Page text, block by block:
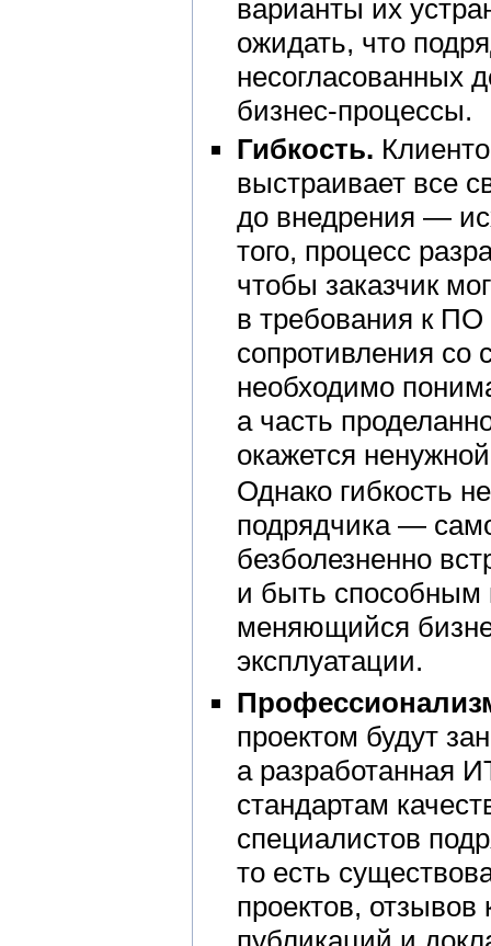
варианты их
ожидать, что
несогласованных
бизнес-процессы.
Гибкость.
выстраивает все
до внедрения —
того, процесс
чтобы заказчик
в требования к ПО
сопротивления со
необходимо
а часть
окажется
Однако гибкость
подрядчика —
безболезненно
и быть способным
меняющийся
эксплуатации.
проектом будут
а разработанная
стандартам
специалистов
то есть
проектов,